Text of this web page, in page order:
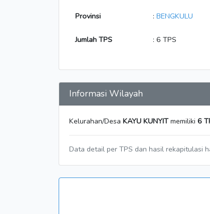
Provinsi : BENGKULU
Jumlah TPS : 6 TPS
Informasi Wilayah
Kelurahan/Desa KAYU KUNYITmemiliki 6
Data detail per TPS dan hasil rekapitulasi